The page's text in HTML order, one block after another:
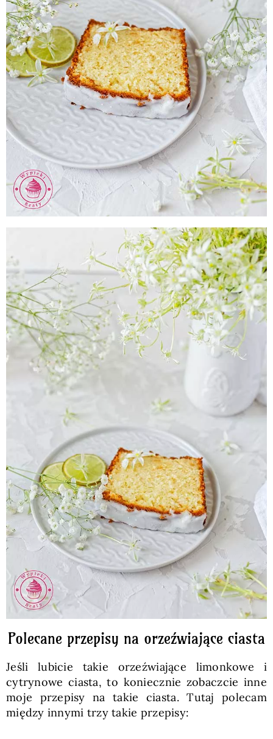
Polecane przepisy na orzeźwiające ciasta
Jeśli lubicie takie orzeźwiające limonkowe i
cytrynowe ciasta, to koniecznie zobaczcie inne
moje przepisy na takie ciasta. Tutaj polecam
między innymi trzy takie przepisy: